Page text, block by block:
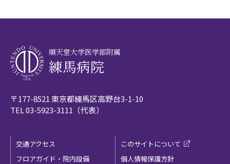
順天堂大学医学部附属
練馬病院
〒177-8521 東京都練馬区高野台3-1-10
TEL03-5923-3111 （代表）
交通アクセス
フロアガイド・院内設備
このサイトについて
個人情報保護方針